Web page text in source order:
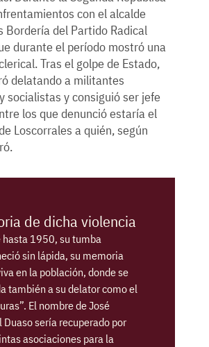
con el alcalde
Bordería del Partido Radical
durante el período mostró una
Tras el golpe de Estado,
delatando a militantes
socialistas y consiguió ser jefe
los que denunció estaría el
Loscorrales a quién, según
de dicha violencia
hasta 1950, su tumba
sin lápida, su memoria
en la población, donde se
también a su delator como el
El nombre de José
Duaso sería recuperado por
asociaciones para la